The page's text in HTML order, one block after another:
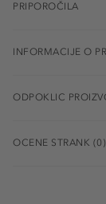
PRIPOROČILA
INFORMACIJE O
ODPOKLIC
OCENE STRANK (0)